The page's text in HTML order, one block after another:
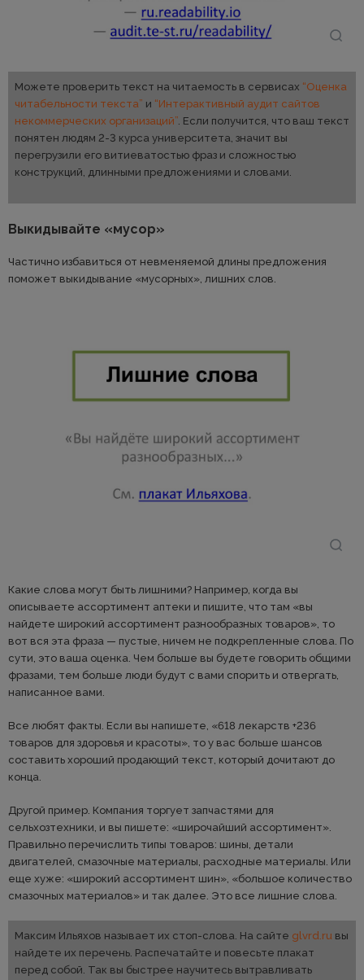
Можете проверить текст на читаемость в сервисах “Оценка
читабельности текста” и “Интерактивный аудит сайтов
некоммерческих организаций”. Если получится, что ваш текст
понятен людям 2-3 курса университета, значит вы
перегрузили его витиеватостью фраз и сложностью
конструкций, длинными предложениями и словами.
Выкидывайте «мусор»
Частично избавиться от невменяемой длины предложения
поможет выкидывание «мусорных», лишних слов.
Какие слова могут быть лишними? Например, когда вы
описываете ассортимент аптеки и пишите, что там «вы
найдете широкий ассортимент разнообразных товаров», то
вот вся эта фраза — пустые, ничем не подкрепленные слова. По
сути, это ваша оценка. Чем больше вы будете говорить общими
фразами, тем больше люди будут с вами спорить и отвергать,
написанное вами.
Все любят факты. Если вы напишете, «618 лекарств +236
товаров для здоровья и красоты», то у вас больше шансов
составить хороший продающий текст, который дочитают до
конца.
Другой пример. Компания торгует запчастями для
сельхозтехники, и вы пишете: «широчайший ассортимент».
Правильно перечислить типы товаров: шины, детали
двигателей, смазочные материалы, расходные материалы. Или
еще хуже: «широкий ассортимент шин», «большое количество
смазочных материалов» и так далее. Это все лишние слова.
Максим Ильяхов называет их стоп-слова. На сайте glvrd.ru вы
найдете их перечень. Распечатайте и повесьте плакат
перед собой. Так вы быстрее научитесь вытравливать